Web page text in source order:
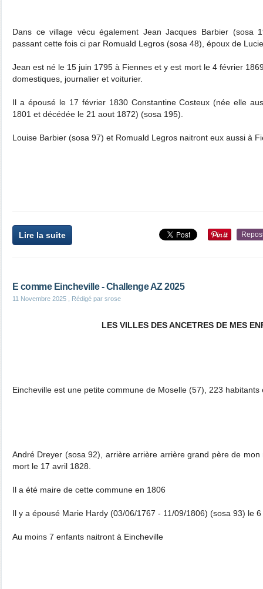
Dans ce village vécu également Jean Jacques Barbier (sosa
passant cette fois ci par Romuald Legros (sosa 48), époux de
Jean est né le 15 juin 1795 à Fiennes et y est mort le 4 février
domestiques, journalier et voiturier.
Il a épousé le 17 février 1830 Constantine Costeux (née elle
1801 et décédée le 21 aout 1872) (sosa 195).
Louise Barbier (sosa 97) et Romuald Legros naitront eux aussi à
Lire la suite
E comme Eincheville - Challenge AZ 2025
11 Novembre 2025 , Rédigé par srose
LES VILLES DES ANCETRES DE MES
Eincheville est une petite commune de Moselle (57), 223 habitants
André Dreyer (sosa 92), arrière arrière arrière grand père de
mort le 17 avril 1828.
Il a été maire de cette commune en 1806
Il y a épousé Marie Hardy (03/06/1767 - 11/09/1806) (sosa 93) le
Au moins 7 enfants naitront à Eincheville